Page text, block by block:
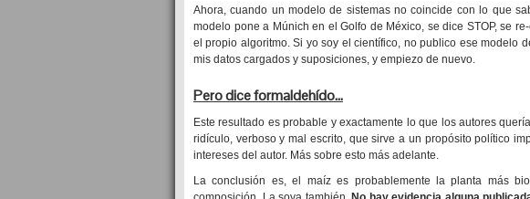
Ahora, cuando un modelo de sistemas no coincide con lo que
modelo pone a Múnich en el Golfo de México, se dice STOP, se
el propio algoritmo. Si yo soy el científico, no publico ese modelo
mis datos cargados y suposiciones, y empiezo de nuevo.
Pero dice formaldehído…
Este resultado es probable y exactamente lo que los autores
ridículo, verboso y mal escrito, que sirve a un propósito político
intereses del autor. Más sobre esto más adelante.
La conclusión es, el maíz es probablemente la planta más